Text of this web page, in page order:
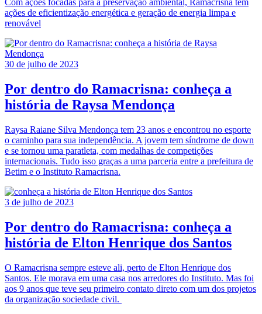
ações de eficientização energética e geração de energia limpa e
renovável
30 de julho de 2023
Por dentro do Ramacrisna: conheça a
história de Raysa Mendonça
Raysa Raiane Silva Mendonça tem 23 anos e encontrou no esporte
o caminho para sua independência. A jovem tem síndrome de down
e se tornou uma paratleta, com medalhas de competições
internacionais. Tudo isso graças a uma parceria entre a prefeitura de
Betim e o Instituto Ramacrisna.
3 de julho de 2023
Por dentro do Ramacrisna: conheça a
história de Elton Henrique dos Santos
O Ramacrisna sempre esteve ali, perto de Elton Henrique dos
Santos. Ele morava em uma casa nos arredores do Instituto. Mas foi
aos 9 anos que teve seu primeiro contato direto com um dos projetos
da organização sociedade civil.